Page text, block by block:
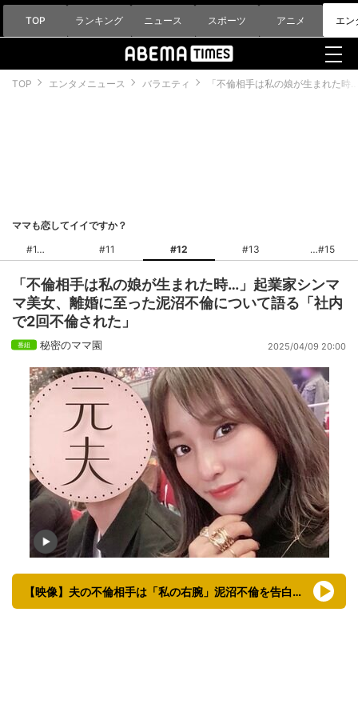
TOP ランキング ニュース スポーツ アニメ エン
TOP エンタメニュース バラエティ 「不倫相手は私の娘が生まれた
ママも恋してイイですか？
#1
#11 #12 #13 #15
「不倫相手は私の娘が生まれた時…」起業家シンマ
マ美女、離婚に至った泥沼不倫について語る「社内
で2回不倫された」
秘密のママ園 2025/04/09 20:00
【映像】夫の不倫相手は「私の右腕」泥沼不倫を告白したセクシー美女＆元夫